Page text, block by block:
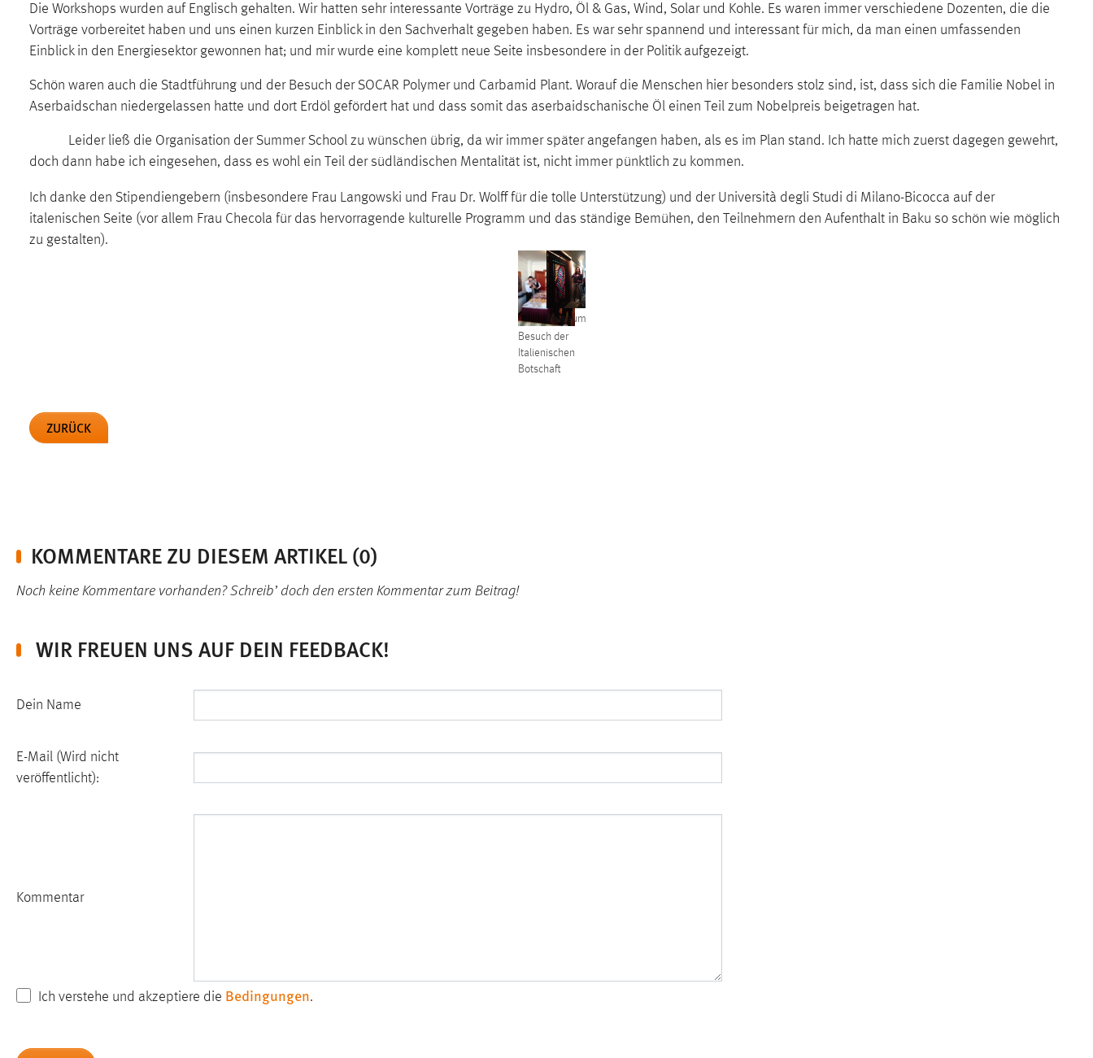
Besuch der
Italienischen
Botschaft
Museumsbesuch
Die Workshops wurden auf Englisch gehalten. Wir hatten sehr interessante Vorträge zu Hydro, Öl & Gas, Wind, Solar und Kohle. Es waren immer verschiedene Dozenten, die die
Vorträge vorbereitet haben und uns einen kurzen Einblick in den Sachverhalt gegeben haben. Es war sehr spannend und interessant für mich, da man einen umfassenden
Einblick in den Energiesektor gewonnen hat; und mir wurde eine komplett neue Seite insbesondere in der Politik aufgezeigt.
Schön waren auch die Stadtführung und der Besuch der SOCAR Polymer und Carbamid Plant. Worauf die Menschen hier besonders stolz sind, ist, dass sich die Familie Nobel in
Aserbaidschan niedergelassen hatte und dort Erdöl gefördert hat und dass somit das aserbaidschanische Öl einen Teil zum Nobelpreis beigetragen hat.
Leider ließ die Organisation der Summer School zu wünschen übrig, da wir immer später angefangen haben, als es im Plan stand. Ich hatte mich zuerst dagegen gewehrt,
doch dann habe ich eingesehen, dass es wohl ein Teil der südländischen Mentalität ist, nicht immer pünktlich zu kommen.
Ich danke den Stipendiengebern (insbesondere Frau Langowski und Frau Dr. Wolff für die tolle Unterstützung) und der Università degli Studi di Milano-Bicocca auf der
italenischen Seite (vor allem Frau Checola für das hervorragende kulturelle Programm und das ständige Bemühen, den Teilnehmern den Aufenthalt in Baku so schön wie möglich
zu gestalten).
ZURÜCK
KOMMENTARE ZU DIESEM ARTIKEL (0)
Noch keine Kommentare vorhanden? Schreib’ doch den ersten Kommentar zum Beitrag!
WIR FREUEN UNS AUF DEIN FEEDBACK!
Dein Name
E-Mail (Wird nicht
veröffentlicht):
Kommentar
Ich verstehe und akzeptiere die Bedingungen.
Zweck: Conversion-Tracking
Cookie Laufzeit: 3 Monate
Facebook Pixel
Anbieter: Facebook
Cookie Laufzeit: 3 Monate
Vimeo